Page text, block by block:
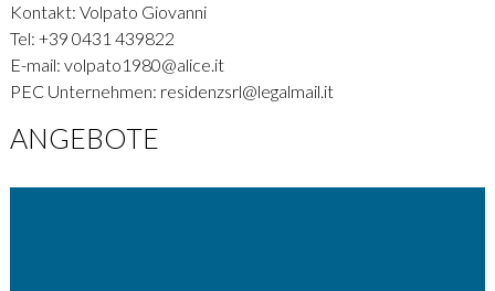
Kontakt: Volpato Giovanni
Tel: +39 0431 439822
E-mail: volpato1980@alice.it
PEC Unternehmen: residenzsrl@legalmail.it
ANGEBOTE